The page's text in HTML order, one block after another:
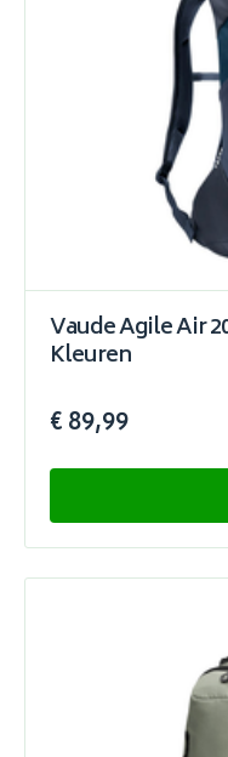
Vaude Agile Air
Kleuren
€ 89,99